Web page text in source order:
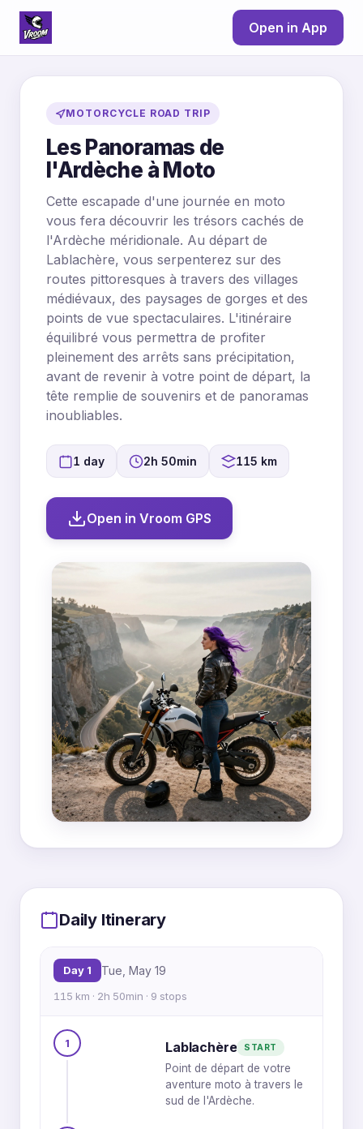
Open in App
MOTORCYCLE ROAD TRIP
Les Panoramas de
l'Ardèche à Moto
Cette escapade d'une journée en moto
vous fera découvrir les trésors cachés de
l'Ardèche méridionale. Au départ de
Lablachère, vous serpenterez sur des
routes pittoresques à travers des villages
médiévaux, des paysages de gorges et des
points de vue spectaculaires. L'itinéraire
équilibré vous permettra de profiter
pleinement des arrêts sans précipitation,
avant de revenir à votre point de départ, la
tête remplie de souvenirs et de panoramas
inoubliables.
1 day 2h 50min 115 km
Open in Vroom GPS
4
5
8
MapLibre|OpenFreeMap © OpenMapTilesData fromOpenStreetMap
Daily Itinerary
Day 1 Tue, May 19
115 km · 2h 50min · 9 stops
1 Lablachère START
Point de départ de votre
aventure moto à travers le
sud de l'Ardèche.